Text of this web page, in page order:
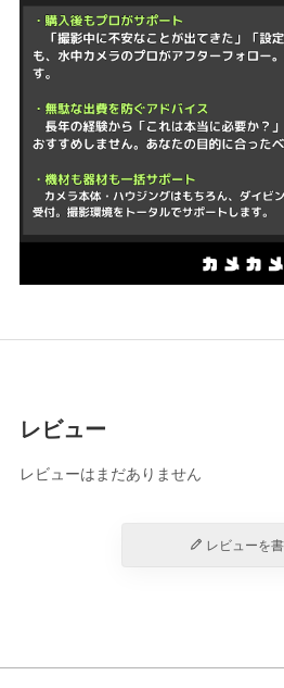
レビュー
レビューはまだありません
レビューを書